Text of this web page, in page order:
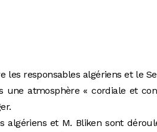
les responsables algériens et le
une atmosphère « cordiale et
algériens et M. Bliken sont